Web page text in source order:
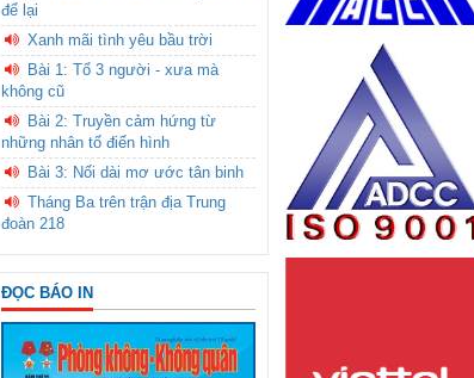
để lại
Xanh mãi tình yêu bầu trời
Bài 1: Tổ 3 người - xưa mà
không cũ
Bài 2: Truyền cảm hứng từ
những nhân tố điển hình
Bài 3: Nối dài mơ ước tân binh
Tháng Ba trên trận địa Trung
đoàn 218
ĐỌC BÁO IN